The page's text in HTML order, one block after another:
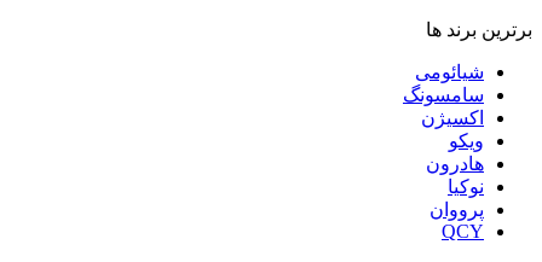
برترین برند ها
شیائومی
سامسونگ
اکسیژن
ویکو
هادرون
نوکیا
پرووان
QCY